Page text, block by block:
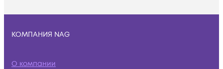
КОМПАНИЯ NAG
О компании